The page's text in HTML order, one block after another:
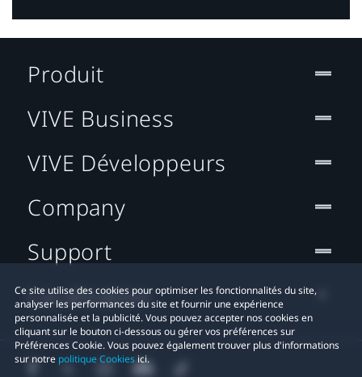
Ce site utilise des cookies pour optimiser les fonctionnalités du site,
analyser les performances du site et fournir une expérience
personnalisée et la publicité. Vous pouvez accepter nos cookies en
cliquant sur le bouton ci-dessous ou gérer vos préférences sur
Préférences Cookie. Vous pouvez également trouver plus d'informations
sur notre politique Cookiesici.
Produit
VIVE Business
VIVE Développeurs
Company
Support
Localisation